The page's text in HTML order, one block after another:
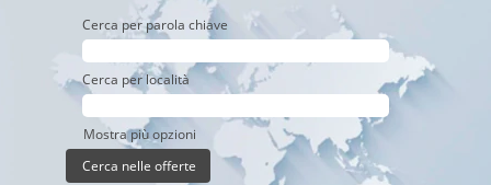
Cerca per parola chiave
Cerca per località
Mostra più opzioni